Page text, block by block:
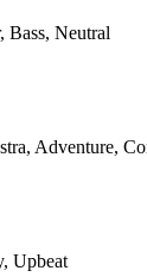
Bass, Neutral
Adventure,
Upbeat